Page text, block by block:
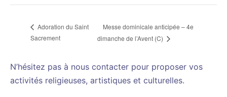
Adoration du Saint
Sacrement
Messe dominicale anticipée – 4e
dimanche de l’Avent (C)
N’hésitez pas à nous contacter pour proposer vos
activités religieuses, artistiques et culturelles.